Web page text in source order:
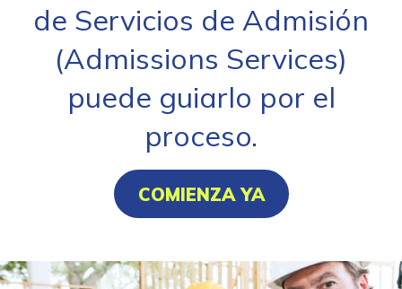
de Servicios de Admisión
(Admissions Services)
puede guiarlo por el
proceso.
COMIENZA YA